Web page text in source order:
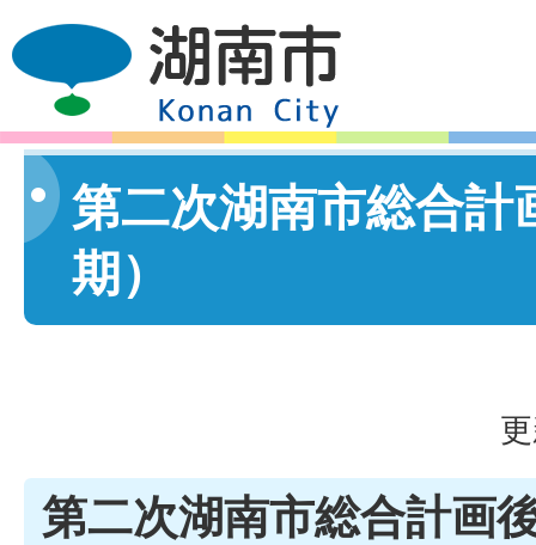
第二次湖南市総合計
期）
第二次湖南市総合計画